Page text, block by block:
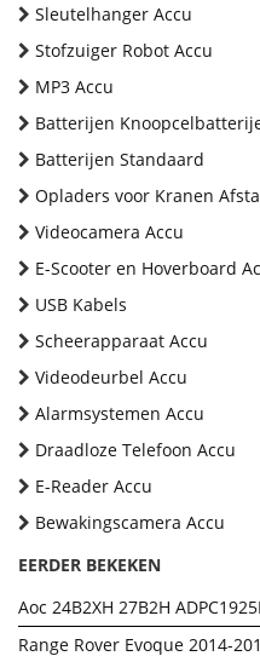
Sleutelhanger Accu
Stofzuiger Robot Accu
MP3 Accu
Batterijen
Batterijen Standaard
Opladers voor Kranen
Videocamera Accu
E-Scooter en Hoverboard
USB Kabels
Scheerapparaat Accu
Videodeurbel Accu
Alarmsystemen Accu
Draadloze Telefoon Accu
E-Reader Accu
Bewakingscamera Accu
EERDER BEKEKEN
Aoc 24B2XH 27B2H
Range Rover Evoque 2014-